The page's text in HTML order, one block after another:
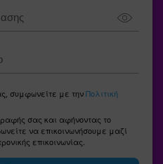
συμφωνείτε με την Πολιτική
σας και αφήνοντας το
να επικοινωνήσουμε μαζί
επικοινωνίας.